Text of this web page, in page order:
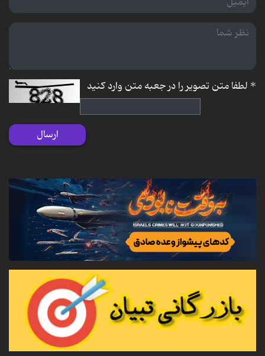
*لطفا متن تصویر را در جعبه متن وارد کنید
ارسال